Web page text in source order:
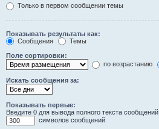
Только в первом сообщении темы
Показывать результаты как:
Сообщения
Темы
Поле сортировки:
по возрастанию
Искать сообщения за:
Показывать первые:
Введите 0 для вывода полного текста сообщений.
символов сообщений